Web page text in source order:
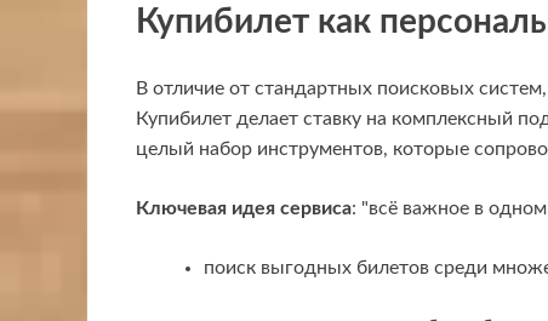
Купибилет как
В отличие от стандартных поисковых
Купибилет делает ставку на комплексный
целый набор инструментов, которые
Ключевая идея сервиса: "всё важное в одном
поиск выгодных билетов среди